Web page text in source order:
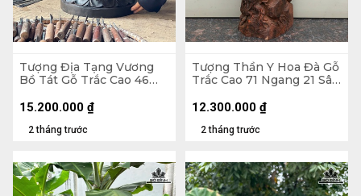
Tượng Địa Tạng Vương
Bồ Tát Gỗ Trắc Cao 46
2 tháng trước
15.200.000 ₫
Tượng Thần Y Hoa Đà Gỗ
Trắc Cao 71 Ngang 21 Sâu
2 tháng trước
12.300.000 ₫